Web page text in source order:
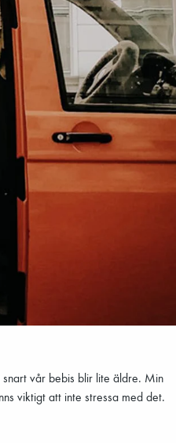
vår bebis blir lite äldre. Min
viktigt att inte stressa med det.